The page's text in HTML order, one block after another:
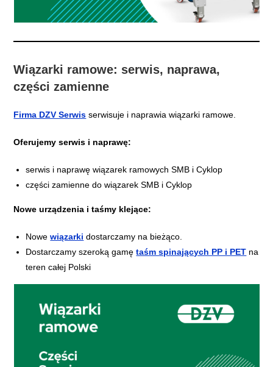
Wiązarki ramowe: serwis, naprawa,
części zamienne
Firma DZV Serwis serwisuje i naprawia wiązarki ramowe.
Oferujemy serwis i naprawę:
serwis i naprawę wiązarek ramowych SMB i Cyklop
części zamienne do wiązarek SMB i Cyklop
Nowe urządzenia i taśmy klejące:
Nowewiązarki dostarczamy na bieżąco.
Dostarczamy szeroką gamętaśm spinających PP i PET na
teren całej Polski